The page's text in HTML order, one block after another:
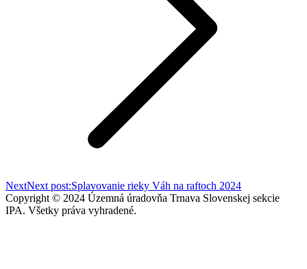
NextNext post:Splavovanie rieky Váh na raftoch 2024
Copyright © 2024 Územná úradovňa Trnava Slovenskej sekcie
IPA. Všetky práva vyhradené.